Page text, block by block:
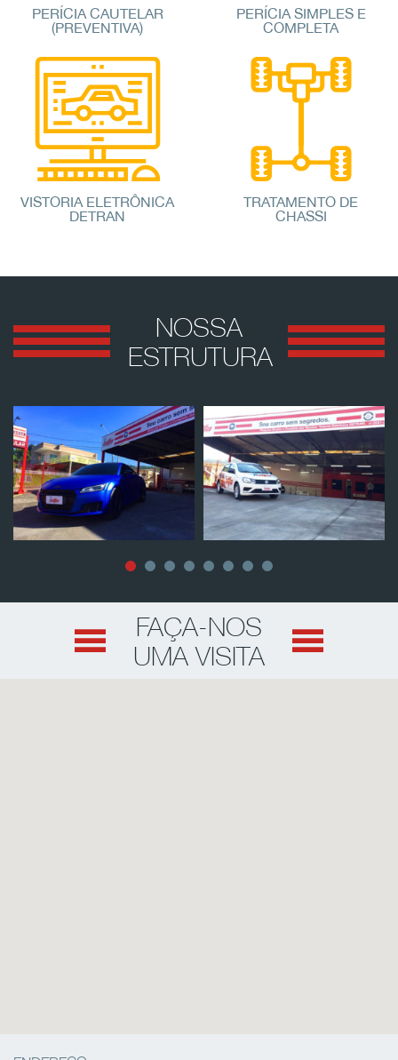
PERÍCIA CAUTELAR
(PREVENTIVA)
PERÍCIA SIMPLES E
COMPLETA
VISTORIA ELETRÔNICA
DETRAN
TRATAMENTO DE
CHASSI
NOSSA
ESTRUTURA
FAÇA-NOS
UMA VISITA